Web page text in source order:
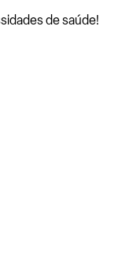
de saúde!